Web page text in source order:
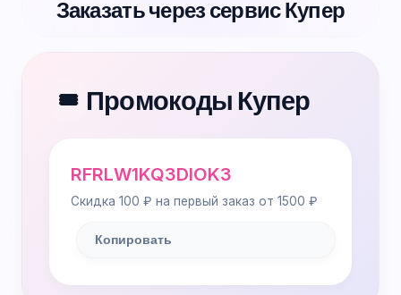
Заказать через сервис Купер
🎟️ Промокоды Купер
RFRLW1KQ3DIOK3
Скидка 100 ₽ на первый заказ от 1500 ₽
Копировать